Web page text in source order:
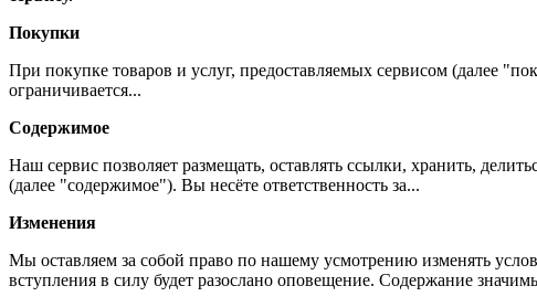
Покупки
При покупке товаров и услуг, предоставляемых сервисом (далее
ограничивается...
Содержимое
Наш сервис позволяет размещать, оставлять ссылки, хранить,
(далее "содержимое"). Вы несёте ответственность за...
Изменения
Мы оставляем за собой право по нашему усмотрению изменять
вступления в силу будет разослано оповещение. Содержание